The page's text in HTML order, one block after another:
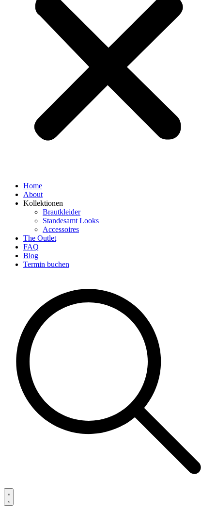
Home
About
Kollektionen
Brautkleider
Standesamt Looks
Accessoires
The Outlet
FAQ
Blog
Termin buchen